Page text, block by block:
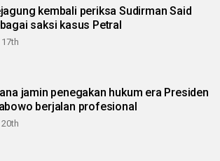
kembali periksa Sudirman Said
saksi kasus Petral
jamin penegakan hukum era Presiden
berjalan profesional